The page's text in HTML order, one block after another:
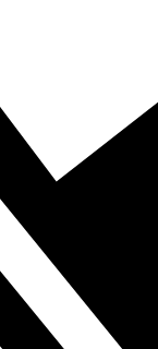
el motivo
a las tropas de
derrocar al
de fuerzas
tropas del
Alepo y en el
cobertura aérea
evitar
y vengarse
invertido
políticos y